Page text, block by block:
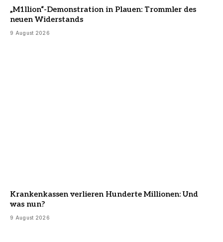
„M1llion“-Demonstration in Plauen: Trommler des
neuen Widerstands
9 August 2026
Krankenkassen verlieren Hunderte Millionen: Und
was nun?
9 August 2026